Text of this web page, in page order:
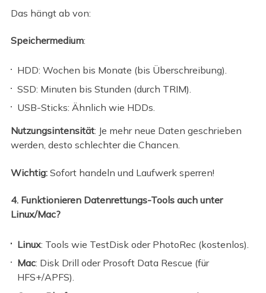
Das hängt ab von:
Speichermedium:
HDD: Wochen bis Monate (bis Überschreibung).
SSD: Minuten bis Stunden (durch TRIM).
USB-Sticks: Ähnlich wie HDDs.
Nutzungsintensität: Je mehr neue Daten geschrieben
werden, desto schlechter die Chancen.
Wichtig:Sofort handeln und Laufwerk sperren!
4. Funktionieren Datenrettungs-Tools auch unter
Linux/Mac?
Linux: Tools wie TestDisk oder PhotoRec (kostenlos).
Mac: Disk Drill oder Prosoft Data Rescue (für
HFS+/APFS).